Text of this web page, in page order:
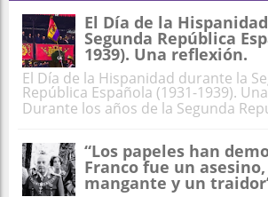
El Día de la
Segunda República
1939). Una reflexión.
El Día de la Hispanidad durante la
República Española (1931-1939).
Durante los años de la Segunda
“Los papeles han
Franco fue un
mangante y un